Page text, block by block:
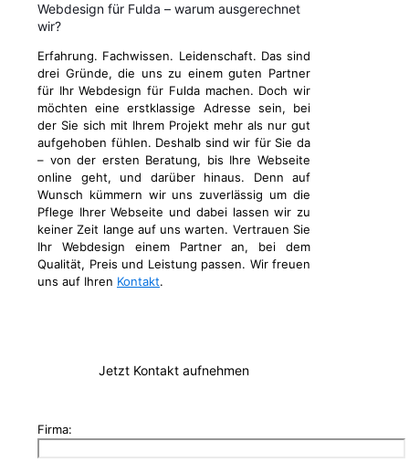
Webdesign für Fulda – warum ausgerechnet
wir?
Erfahrung. Fachwissen. Leidenschaft. Das sind
drei Gründe, die uns zu einem guten Partner
für Ihr Webdesign für Fulda machen. Doch wir
möchten eine erstklassige Adresse sein, bei
der Sie sich mit Ihrem Projekt mehr als nur gut
aufgehoben fühlen. Deshalb sind wir für Sie da
– von der ersten Beratung, bis Ihre Webseite
online geht, und darüber hinaus. Denn auf
Wunsch kümmern wir uns zuverlässig um die
Pflege Ihrer Webseite und dabei lassen wir zu
keiner Zeit lange auf uns warten. Vertrauen Sie
Ihr Webdesign einem Partner an, bei dem
Qualität, Preis und Leistung passen. Wir freuen
uns auf Ihren Kontakt.
Jetzt Kontakt aufnehmen
Firma: